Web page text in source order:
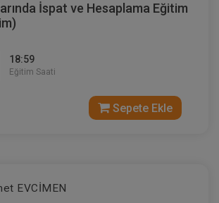
- IV. Medeni Hukuk
V. Oturum
İspat ve Hesaplama Eğitim
18:59
Eğitim Saati
Sepete Ekle
EVCİMEN